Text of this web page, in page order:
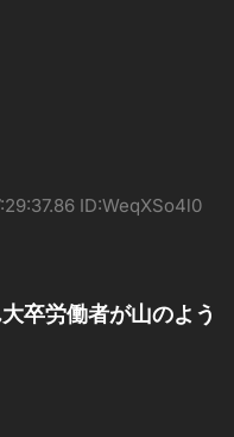
ID:WeqXSo4l0
卒労働者が山のよう